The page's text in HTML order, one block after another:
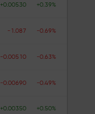
+0.00530 +0.39%
-1.087 -0.69%
-0.00510 -0.63%
-0.00690 -0.49%
+0.00350 +0.50%